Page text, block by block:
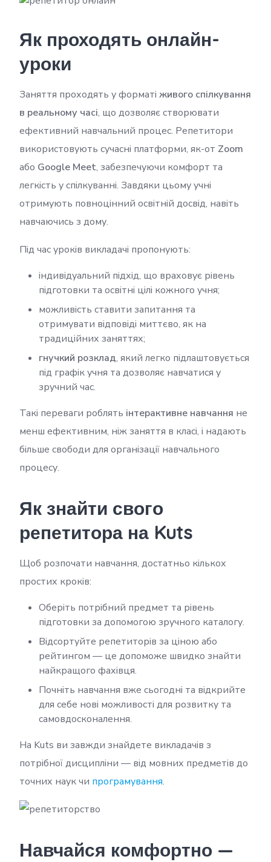
Як проходять онлайн-
уроки
Заняття проходять у форматі живого спілкування
в реальному часі, що дозволяє створювати
ефективний навчальний процес. Репетитори
використовують сучасні платформи, як-от Zoom
або Google Meet, забезпечуючи комфорт та
легкість у спілкуванні. Завдяки цьому учні
отримують повноцінний освітній досвід, навіть
навчаючись з дому.
Під час уроків викладачі пропонують:
індивідуальний підхід, що враховує рівень
підготовки та освітні цілі кожного учня;
можливість ставити запитання та
отримувати відповіді миттєво, як на
традиційних заняттях;
гнучкий розклад, який легко підлаштовується
під графік учня та дозволяє навчатися у
зручний час.
Такі переваги роблять інтерактивне навчання не
менш ефективним, ніж заняття в класі, і надають
більше свободи для організації навчального
процесу.
Як знайти свого
репетитора на Kuts
Щоб розпочати навчання, достатньо кількох
простих кроків:
Оберіть потрібний предмет та рівень
підготовки за допомогою зручного каталогу.
Відсортуйте репетиторів за ціною або
рейтингом — це допоможе швидко знайти
найкращого фахівця.
Почніть навчання вже сьогодні та відкрийте
для себе нові можливості для розвитку та
самовдосконалення.
На Kuts ви завжди знайдете викладачів з
потрібної дисципліни — від мовних предметів до
точних наук чи програмування.
Навчайся комфортно —